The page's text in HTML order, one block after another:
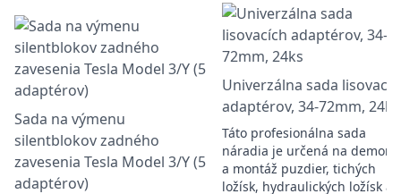
Sada na výmenu
silentblokov zadného
zavesenia Tesla Model 3/Y (5
adaptérov)
Univerzálna sada
adaptérov, 34-72mm, 24ks
Táto profesionálna sada
náradia je určená na
a montáž puzdier, tichých
ložísk, hydraulických ložísk a